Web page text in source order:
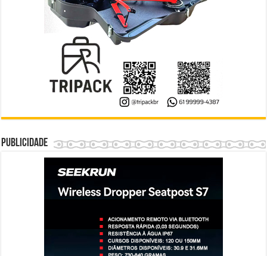
Publicidade